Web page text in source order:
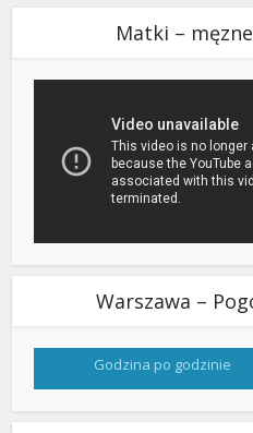
Matki –
Warszawa –
Godzina po godzinie